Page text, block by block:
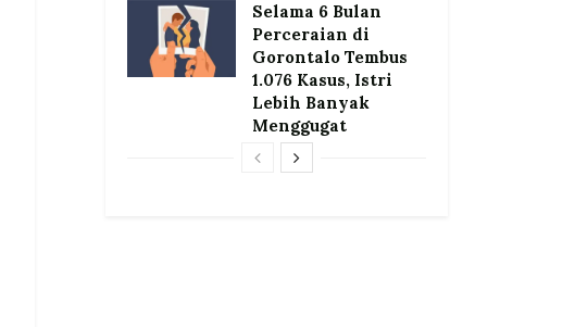
Selama 6 Bulan
Perceraian di
Gorontalo Tembus
1.076 Kasus, Istri
Lebih Banyak
Menggugat